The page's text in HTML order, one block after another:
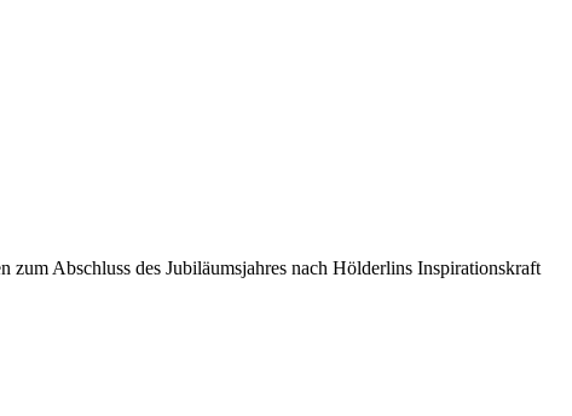
zum Abschluss des Jubiläumsjahres nach Hölderlins Inspirationskraft